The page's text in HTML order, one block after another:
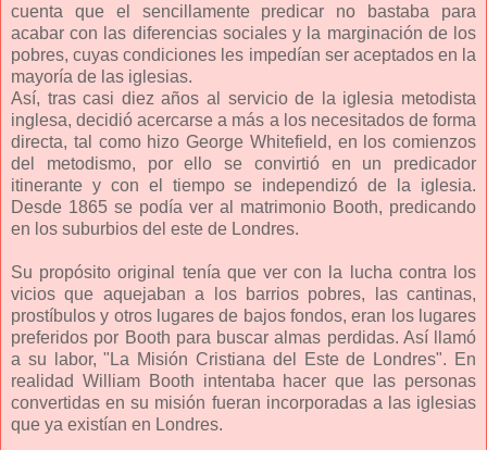
cuenta que el sencillamente predicar no bastaba para
acabar con las diferencias sociales y la marginación de los
pobres, cuyas condiciones les impedían ser aceptados en la
mayoría de las iglesias.
Así, tras casi diez años al servicio de la iglesia metodista
inglesa, decidió acercarse a más a los necesitados de forma
directa, tal como hizo George Whitefield, en los comienzos
del metodismo, por ello se convirtió en un predicador
itinerante y con el tiempo se independizó de la iglesia.
Desde 1865 se podía ver al matrimonio Booth, predicando
en los suburbios del este de Londres.
Su propósito original tenía que ver con la lucha contra los
vicios que aquejaban a los barrios pobres, las cantinas,
prostíbulos y otros lugares de bajos fondos, eran los lugares
preferidos por Booth para buscar almas perdidas. Así llamó
a su labor, "La Misión Cristiana del Este de Londres". En
realidad William Booth intentaba hacer que las personas
convertidas en su misión fueran incorporadas a las iglesias
que ya existían en Londres.